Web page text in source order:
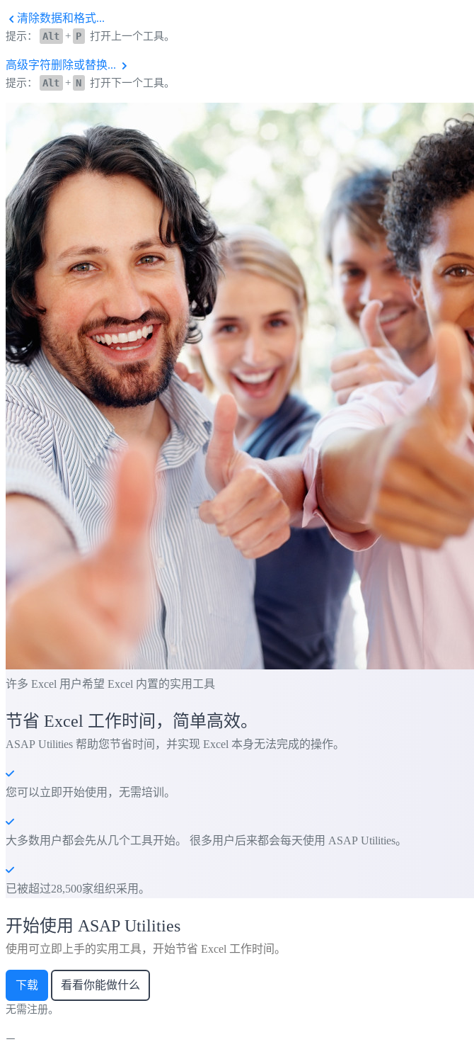
清除数据和格式...
提示： Alt + P 打开上一个工具。
高级字符删除或替换...
提示： Alt + N 打开下一个工具。
许多 Excel 用户希望 Excel 内置的实用工具
节省 Excel 工作时间，简单高效。
ASAP Utilities 帮助您节省时间，并实现 Excel 本身无法完成的操作。
您可以立即开始使用，无需培训。
大多数用户都会先从几个工具开始。 很多用户后来都会每天使用 ASAP Utilities。
已被超过28,500家组织采用。
开始使用 ASAP Utilities
使用可立即上手的实用工具，开始节省 Excel 工作时间。
下载 看看你能做什么
无需注册。